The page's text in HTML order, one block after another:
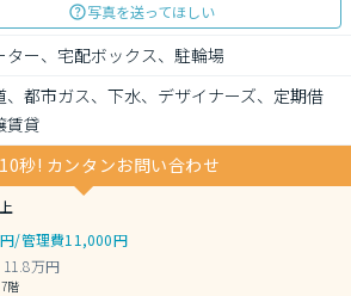
写真を送ってほしい
ター、宅配ボックス、駐輪場
、都市ガス、下水、デザイナーズ、定期借
賃貸
秒! カンタンお問い合わせ
/管理費11,000円
11.8万円
階